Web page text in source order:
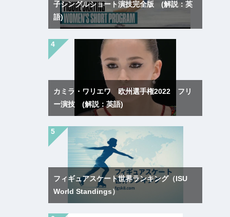
子シングルショート演技完全版 (解説：英
語)
カミラ・ワリエワ 欧州選手権2022 フリ
ー演技 (解説：英語)
フィギュアスケート世界ランキング（ISU
World Standings）